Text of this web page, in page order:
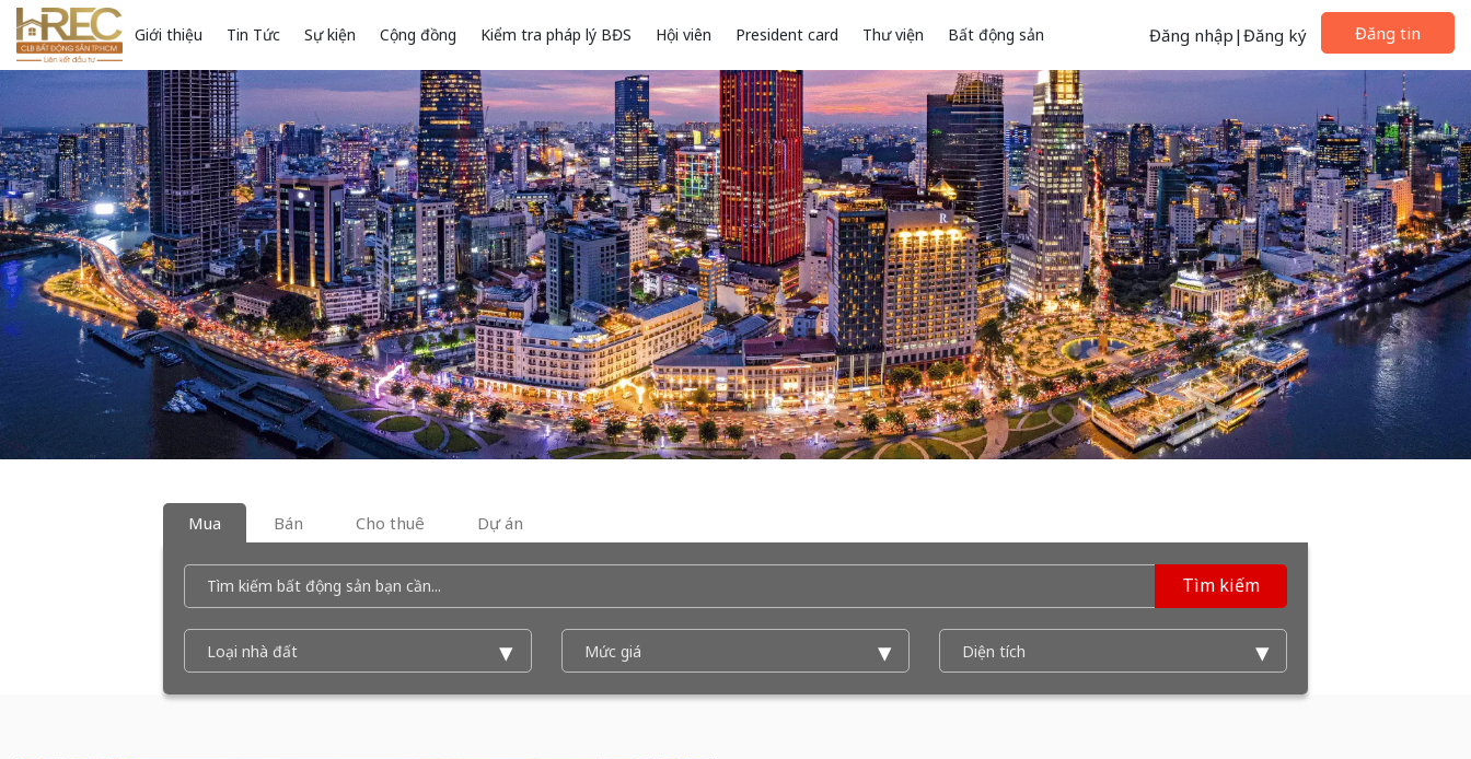
Giới thiệu Tin Tức Sự kiện Cộng đồng Kiểm tra pháp lý BĐS Hội viên President card Thư viện Bất động sản Đăng nhập | Đăng ký Đăng tin
Loading...
Mua Bán Cho thuê Dự án
Tìm kiếm